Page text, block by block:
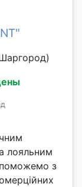
лояльним
з